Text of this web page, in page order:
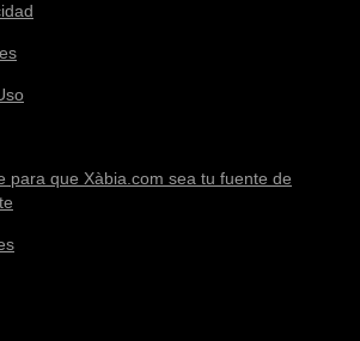
para que Xàbia.com sea tu fuente de